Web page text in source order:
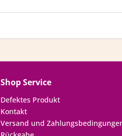
Shop Service
Defektes Produkt
Kontakt
Versand und